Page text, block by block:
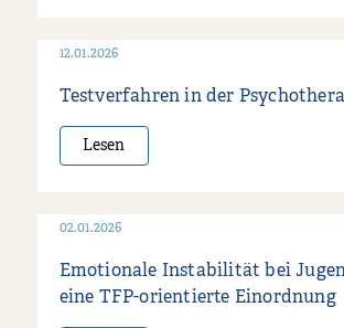
12.01.2026
Testverfahren in der
Lesen
02.01.2026
Emotionale Instabilität bei
eine TFP-orientierte Einordnung